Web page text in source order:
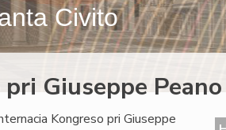
Civito
Giuseppe Peano
Kongreso pri Giuseppe